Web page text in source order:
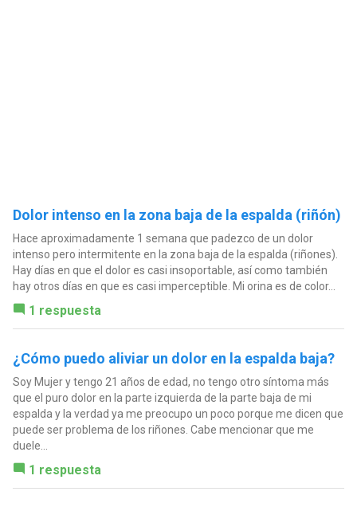
Dolor intenso en la zona baja de la espalda (riñón)
Hace aproximadamente 1 semana que padezco de un dolor
intenso pero intermitente en la zona baja de la espalda (riñones).
Hay días en que el dolor es casi insoportable, así como también
hay otros días en que es casi imperceptible. Mi orina es de color...
1 respuesta
¿Cómo puedo aliviar un dolor en la espalda baja?
Soy Mujer y tengo 21 años de edad, no tengo otro síntoma más
que el puro dolor en la parte izquierda de la parte baja de mi
espalda y la verdad ya me preocupo un poco porque me dicen que
puede ser problema de los riñones. Cabe mencionar que me
duele...
1 respuesta